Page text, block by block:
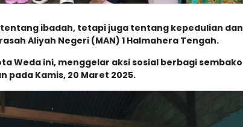
ibadah, tetapi juga tentang kepedulian dan
Aliyah Negeri (MAN) 1 Halmahera Tengah.
Weda ini, menggelar aksi sosial berbagi sembako
pada Kamis, 20 Maret 2025.